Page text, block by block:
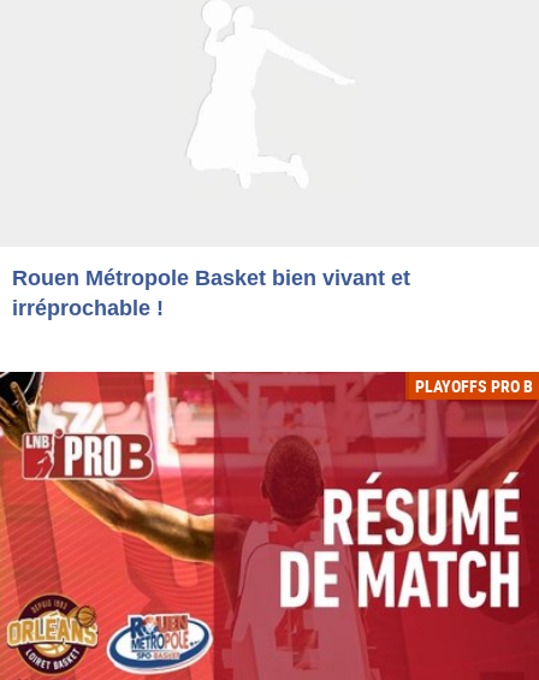
Rouen Métropole Basket bien vivant et
irréprochable !
PLAYOFFS PRO B